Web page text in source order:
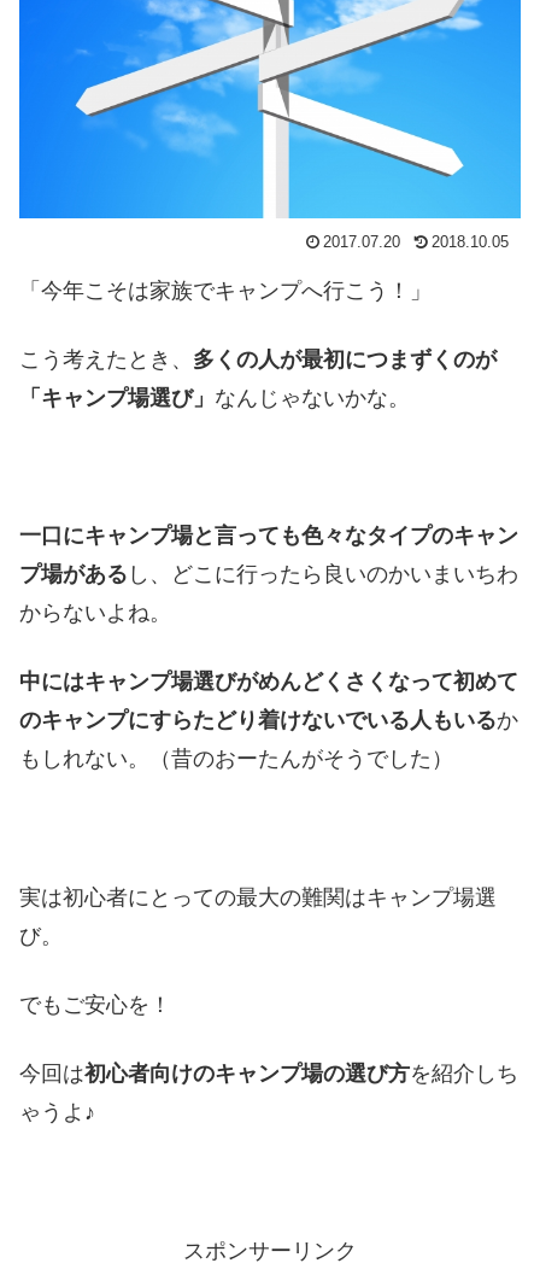
2017.07.20 2018.10.05
「今年こそは家族でキャンプへ行こう！」
こう考えたとき、 多くの人が最初につまずくのが
「キャンプ場選び」 なんじゃないかな。
一口にキャンプ場と言っても色々なタイプのキャン
プ場がある し、どこに行ったら良いのかいまいちわ
からないよね。
中にはキャンプ場選びがめんどくさくなって初めて
のキャンプにすらたどり着けないでいる人もいるか
もしれない。（昔のおーたんがそうでした）
実は初心者にとっての最大の難関はキャンプ場選
び。
でもご安心を！
今回は初心者向けのキャンプ場の選び方を紹介しち
ゃうよ♪
スポンサーリンク